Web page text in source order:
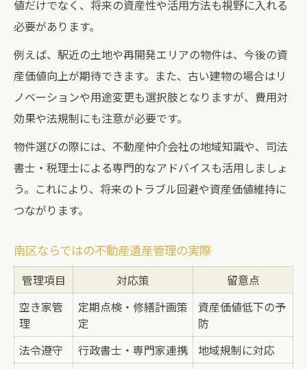
値だけでなく、将来の資産性や活用方法も視野に入れる
必要があります。
例えば、駅近の土地や再開発エリアの物件は、今後の資
産価値向上が期待できます。また、古い建物の場合はリ
ノベーションや用途変更も選択肢となりますが、費用対
効果や法規制にも注意が必要です。
物件選びの際には、不動産仲介会社の地域知識や、司法
書士・税理士による専門的なアドバイスも活用しましょ
う。これにより、将来のトラブル回避や資産価値維持に
つながります。
南区ならではの不動産遺産管理の実際
管理項目 対応策
留意点
空き家管
理
定期点検・修繕計画策
定
資産価値低下の予
防
法令遵守
行政書士・専門家連携
地域規制に対応